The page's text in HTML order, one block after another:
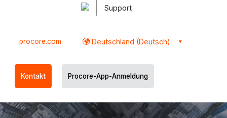
Support
procore.com Deutschland (Deutsch)
Kontakt Procore-App-Anmeldung